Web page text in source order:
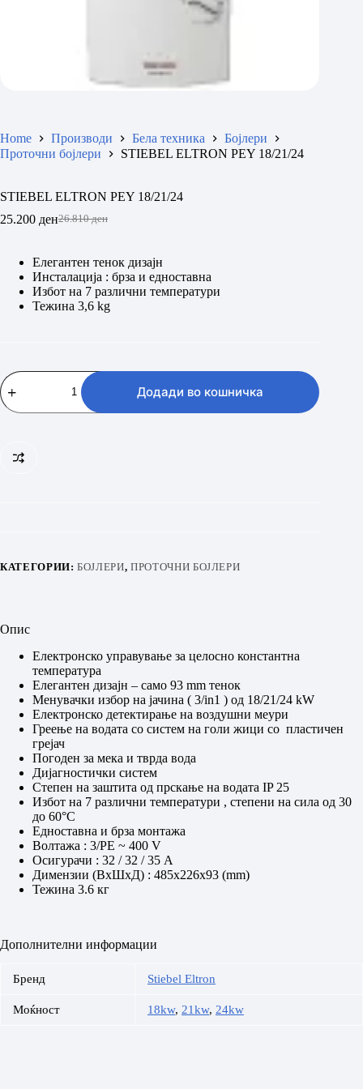
Home Производи Бела техника
Бојлери
Проточни бојлери
STIEBEL ELTRON PEY 18/21/24
STIEBEL ELTRON PEY 18/21/24
26.810ден
Original
26.810 ден.
25.200 денCurrent
25.200 ден.
Елегантен тенок дизајн
Инсталација : брза и едноставна
Избот на 7 различни температури
Тежина 3,6 kg
STIEBEL
ELTRON
PEY
Додади во кошничка
КАТЕГОРИИ:БОЈЛЕРИ,ПРОТОЧНИ БОЈЛЕРИ
Опис
Електронско управување за целосно константна
температура
Елегантен дизајн – само 93 mm тенок
Менувачки избор на јачина ( 3/in1 ) од 18/21/24 kW
Електронско детектирање на воздушни меури
Греење на водата со систем на голи жици со пластичен
грејач
Погоден за мека и тврда вода
Дијагностички систем
Степен на заштита од прскање на водата IP 25
Избот на 7 различни температури , степени на сила од 30
до 60°C
Едноставна и брза монтажа
Волтажа : 3/PE ~ 400 V
Осигурачи : 32 / 32 / 35 A
Димензии (ВхШхД) : 485x226x93 (mm)
Тежина 3.6 кг
Дополнителни информации
Бренд Stiebel Eltron
Моќност 18kw, 21kw, 24kw